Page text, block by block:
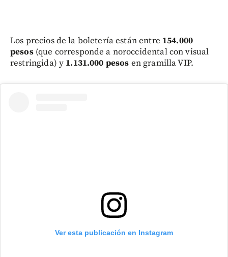
Los precios de la boletería están entre 154.000
pesos(que corresponde a noroccidental con visual
restringida) y 1.131.000 pesos en gramilla VIP.
Ver esta publicación en Instagram